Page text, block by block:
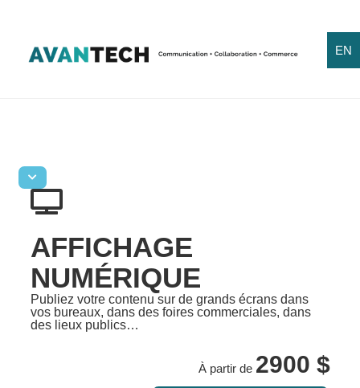
EN
AFFICHAGE
NUMÉRIQUE
Publiez votre contenu sur de grands écrans dans
vos bureaux, dans des foires commerciales, dans
des lieux publics…
À partir de 2900 $